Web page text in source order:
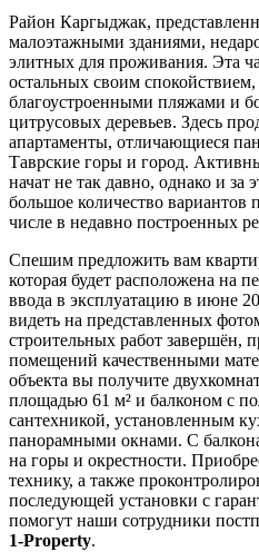
Район Каргыджак,
малоэтажными зданиями,
элитных для проживания. Эта
остальных своим
благоустроенными пляжами и
цитрусовых деревьев. Здесь
апартаменты, отличающиеся
Таврские горы и город.
начат не так давно, однако и за
большое количество
числе в недавно построенных
Спешим предложить вам
которая будет расположена на
ввода в эксплуатацию в июне
видеть на представленных
строительных работ завершён,
помещений качественными
объекта вы получите
площадью 61 м² и балконом с
сантехникой, установленным
панорамными окнами. С
на горы и окрестности.
технику, а также
последующей установки с
помогут наши сотрудники
1-Property.